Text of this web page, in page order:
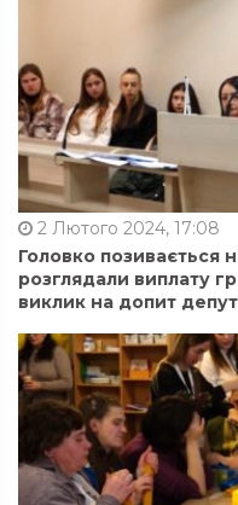
2 Лютого 2024, 17:08
Головко позивається
розглядали виплату
виклик на допит